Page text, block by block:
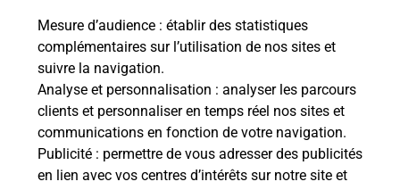
Mesure d’audience : établir des statistiques
complémentaires sur l’utilisation de nos sites et
suivre la navigation.
Analyse et personnalisation : analyser les parcours
clients et personnaliser en temps réel nos sites et
communications en fonction de votre navigation.
Publicité : permettre de vous adresser des publicités
en lien avec vos centres d’intérêts sur notre site et
Prochaine collecte du courriersamedià 09h00
1 Place Du 3E Aic
36100 Lizeray
Itinéraire